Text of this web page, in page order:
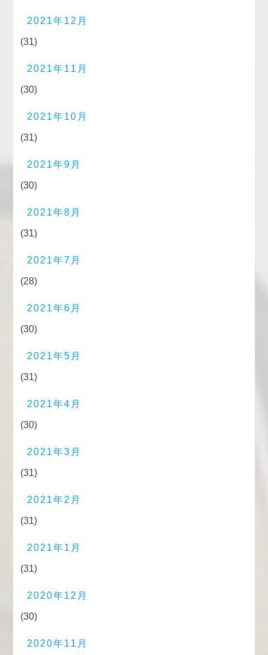
2021年12月
(31)
2021年11月
(30)
2021年10月
(31)
2021年9月
(30)
2021年8月
(31)
2021年7月
(28)
2021年6月
(30)
2021年5月
(31)
2021年4月
(30)
2021年3月
(31)
2021年2月
(31)
2021年1月
(31)
2020年12月
(30)
2020年11月